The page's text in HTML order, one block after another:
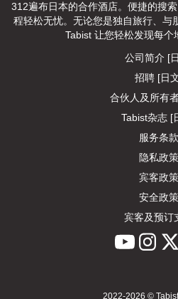
312遍布日本的合作酒店。便捷的搜
程轻松无忧。无论您是独自旅行、与
Tabist 让您轻松发现每个
公司简介 [
招聘 [日
合伙人及所有
Tabist杂志 [
服务条款
隐私政策
宾客政策
安全政策
宾客及预订
2022-2026 ©